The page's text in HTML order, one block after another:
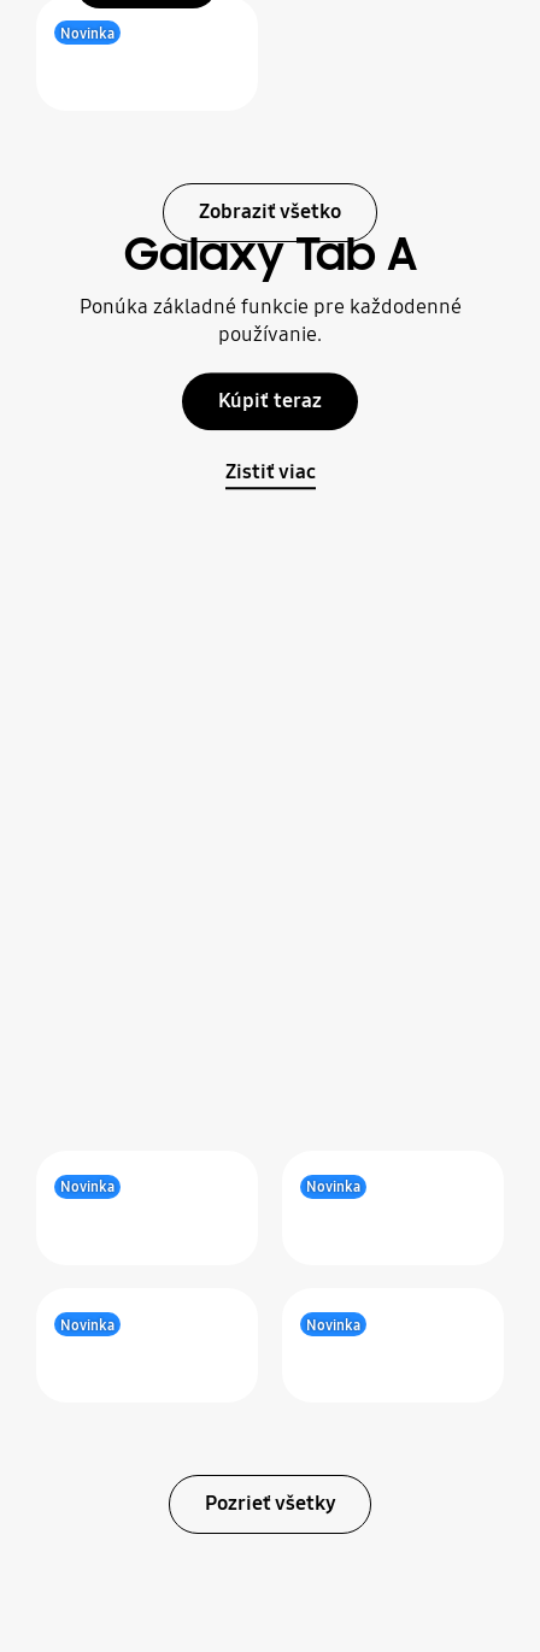
Novinka
Zobraziť všetko
Galaxy Tab A
Ponúka základné funkcie pre každodenné
používanie.
Zistiť viac
Kúpiť teraz
Novinka Novinka
Novinka Novinka
Pozrieť všetky